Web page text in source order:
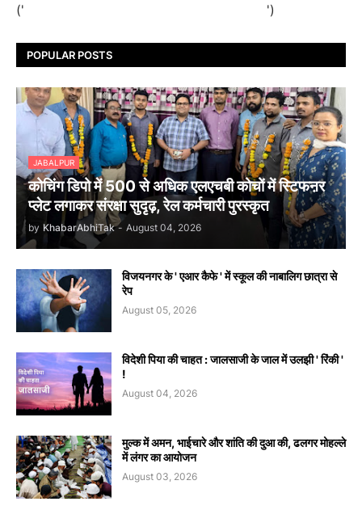
(' ')
POPULAR POSTS
JABALPUR
कोचिंग डिपो में 500 से अधिक एलएचबी कोचों में स्टिफऩर
प्लेट लगाकर संरक्षा सुदृढ़, रेल कर्मचारी पुरस्कृत
by KhabarAbhiTak - August 04, 2026
विजयनगर के ' एआर कैफे ' में स्कूल की नाबालिग छात्रा से
रेप
August 05, 2026
विदेशी पिया की चाहत : जालसाजी के जाल में उलझी ' रिंकी '
!
August 04, 2026
मुल्क में अमन, भाईचारे और शांति की दुआ की, ढलगर मोहल्ले
में लंगर का आयोजन
August 03, 2026